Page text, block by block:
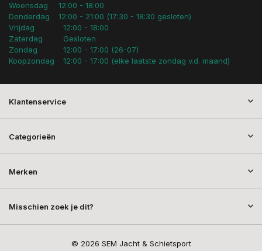
Woensdag
Donderdag
12:00 - 18:00
12:00 - 21:00 (17:30 - 18:30 gesloten)
Vrijdag
Zaterdag
Zondag
Koopzondag
12:00 - 18:00
Gesloten
12:00 - 17:00 (26-07)
12:00 - 17:00 (elke laatste zondag v.d. maand)
Klantenservice
Categorieën
Merken
Misschien zoek je dit?
© 2026 SEM Jacht & Schietsport